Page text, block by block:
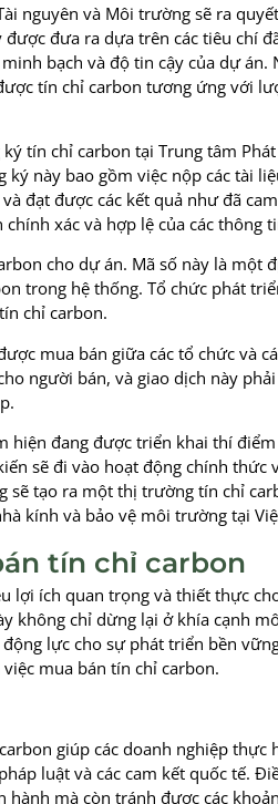
nguyên và Môi trường sẽ ra
đưa ra dựa trên các tiêu chí
bạch và độ tin cậy của dự án.
tín chỉ carbon tương ứng với
tín chỉ carbon tại Trung tâm
ký này bao gồm việc nộp các tài
đạt được các kết quả như đã cam
xác và hợp lệ của các thông
cho dự án. Mã số này là một
trong hệ thống. Tổ chức phát
chỉ carbon.
mua bán giữa các tổ chức và
người bán, và giao dịch này phải
hiện đang được triển khai thí
sẽ đi vào hoạt động chính thức
sẽ tạo ra một thị trường tín chỉ
kính và bảo vệ môi trường tại
tín chỉ carbon
lợi ích quan trọng và thiết thực
không chỉ dừng lại ở khía cạnh
lực cho sự phát triển bền
mua bán tín chỉ carbon.
giúp các doanh nghiệp thực
luật và các cam kết quốc tế.
mà còn tránh được các